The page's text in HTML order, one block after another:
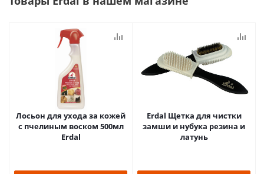
Лосьон для ухода за кожей
с пчелиным воском 500мл
Erdal
Erdal Щетка для чистки
замши и нубука резина и
латунь